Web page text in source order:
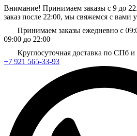
Внимание! Принимаем заказы с 9 до
заказ после 22:00, мы свяжемся с вами
Принимаем заказы ежедневно с
09:00 до 22:00
Круглосуточная доставка по СПб
+7 921 565-33-93